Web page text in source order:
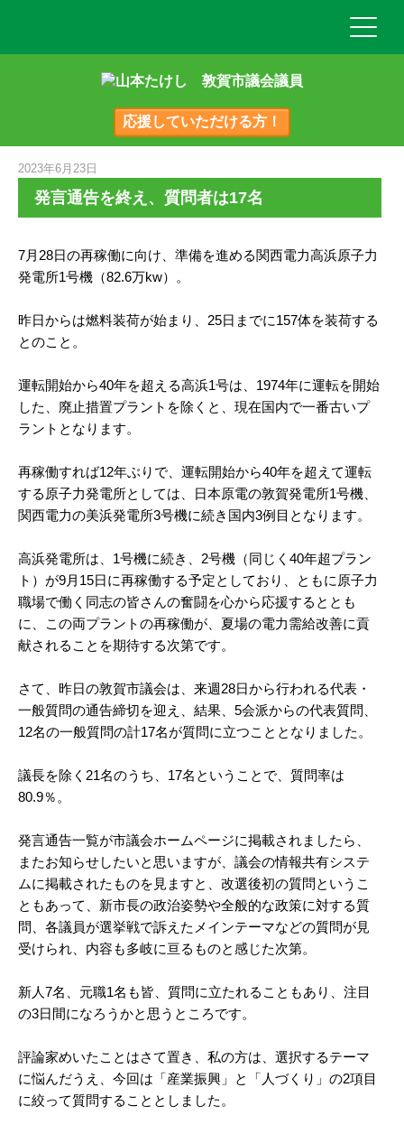
応援していただける方！
2023年6月23日
発言通告を終え、質問者は17名
7月28日の再稼働に向け、準備を進める関西電力高浜原子力
発電所1号機（82.6万kw）。
昨日からは燃料装荷が始まり、25日までに157体を装荷する
とのこと。
運転開始から40年を超える高浜1号は、1974年に運転を開始
した、廃止措置プラントを除くと、現在国内で一番古いプ
ラントとなります。
再稼働すれば12年ぶりで、運転開始から40年を超えて運転
する原子力発電所としては、日本原電の敦賀発電所1号機、
関西電力の美浜発電所3号機に続き国内3例目となります。
高浜発電所は、1号機に続き、2号機（同じく40年超プラン
ト）が9月15日に再稼働する予定としており、ともに原子力
職場で働く同志の皆さんの奮闘を心から応援するととも
に、この両プラントの再稼働が、夏場の電力需給改善に貢
献されることを期待する次第です。
さて、昨日の敦賀市議会は、来週28日から行われる代表・
一般質問の通告締切を迎え、結果、5会派からの代表質問、
12名の一般質問の計17名が質問に立つこととなりました。
議長を除く21名のうち、17名ということで、質問率は
80.9％。
発言通告一覧が市議会ホームページに掲載されましたら、
またお知らせしたいと思いますが、議会の情報共有システ
ムに掲載されたものを見ますと、改選後初の質問というこ
ともあって、新市長の政治姿勢や全般的な政策に対する質
問、各議員が選挙戦で訴えたメインテーマなどの質問が見
受けられ、内容も多岐に亘るものと感じた次第。
新人7名、元職1名も皆、質問に立たれることもあり、注目
の3日間になろうかと思うところです。
評論家めいたことはさて置き、私の方は、選択するテーマ
に悩んだうえ、今回は「産業振興」と「人づくり」の2項目
に絞って質問することとしました。